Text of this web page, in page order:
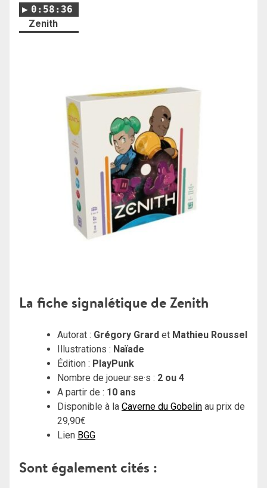
0:58:36
Zenith
La fiche signalétique de Zenith
Autorat : Grégory Grard et Mathieu Roussel
Illustrations : Naïade
Édition : PlayPunk
Nombre de joueur·se·s : 2 ou 4
A partir de : 10 ans
Disponible à la Caverne du Gobelin au prix de
29,90€
Lien BGG
Sont également cités :